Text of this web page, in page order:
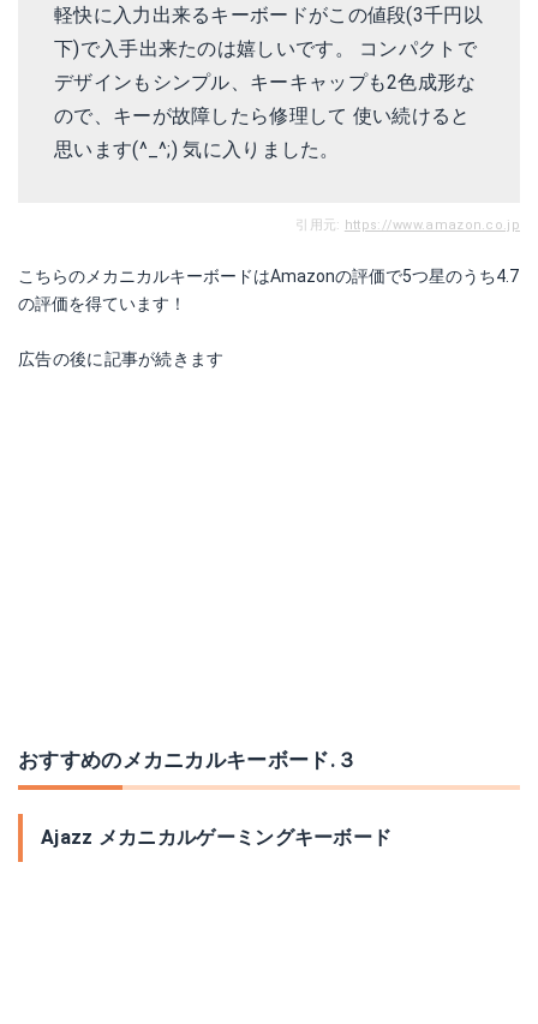
軽快に入力出来るキーボードがこの値段(3千円以
下)で入手出来たのは嬉しいです。 コンパクトで
デザインもシンプル、キーキャップも2色成形な
ので、キーが故障したら修理して 使い続けると
思います(^_^;) 気に入りました。
引用元: https://www.amazon.co.jp
こちらのメカニカルキーボードはAmazonの評価で5つ星のうち4.7
の評価を得ています！
広告の後に記事が続きます
おすすめのメカニカルキーボード.３
Ajazz メカニカルゲーミングキーボード